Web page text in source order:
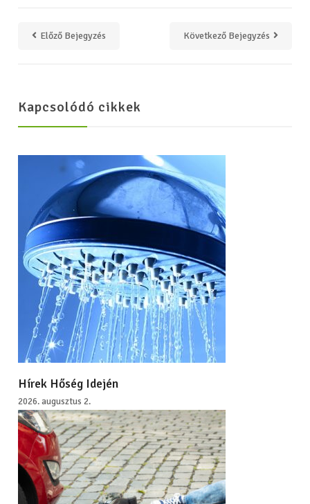
Előző Bejegyzés Következő Bejegyzés
Kapcsolódó cikkek
Hírek Hőség Idején
2026. augusztus 2.